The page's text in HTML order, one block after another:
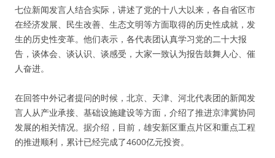
七位新闻发言人结合实际，讲述了党的十八大以来，各自省区市
在经济发展、民生改善、生态文明等方面取得的历史性成就，发
生的历史性变革。他们表示，各代表团认真学习党的二十大报
告，谈体会、谈认识、谈感受，大家一致认为报告鼓舞人心、催
人奋进。
在回答中外记者提问的时候，北京、天津、河北代表团的新闻发
言人从产业承接、基础设施建设等方面，介绍了推进京津冀协同
发展的相关情况。据介绍，目前，雄安新区重点片区和重点工程
的推进顺利，累计已经完成了4600亿元投资。